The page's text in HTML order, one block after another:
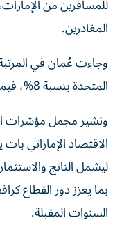
المغادرين.
المتحدة بنسبة 8%، فيما سجلت كل من إيطاليا وفرنسا 6%.
وتشير مجمل مؤشرات
الاقتصاد الإماراتي
ليشمل الناتج
بما يعزز دور القطاع
السنوات المقبلة.